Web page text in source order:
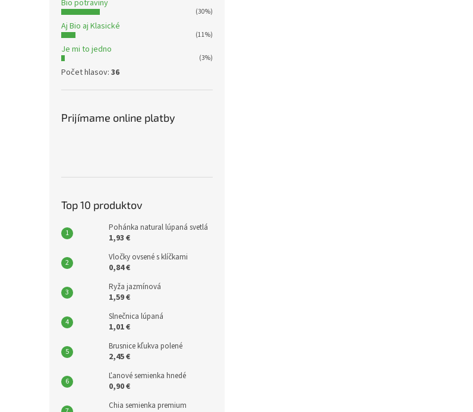
Bio potraviny
(30%)
Aj Bio aj Klasické
(11%)
Je mi to jedno
(3%)
Počet hlasov: 36
Prijímame online platby
Top 10 produktov
Pohánka natural lúpaná svetlá
1,93 €
Vločky ovsené s klíčkami
0,84 €
Ryža jazmínová
1,59 €
Slnečnica lúpaná
1,01 €
Brusnice kľukva polené
2,45 €
Ľanové semienka hnedé
0,90 €
Chia semienka premium